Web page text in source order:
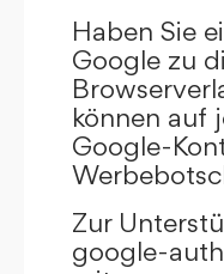
Haben Sie
Google zu
können auf
Google-
Zur
google-